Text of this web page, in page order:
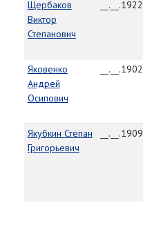
Щербаков
Виктор
Степанович
__.__.1922
Яковенко
Андрей
Осипович
__.__.1902
Якубкин Степан
Григорьевич
__.__.1909